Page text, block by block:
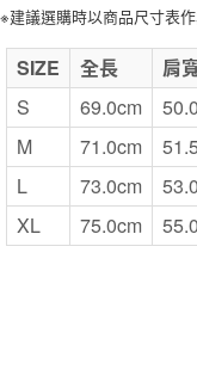
每筆NT$150，滿
無印良品門市自取
免運費
※建議選購時以商品尺寸表
SIZE 全長 肩
S
69.0cm
M
71.0cm
L
73.0cm
XL
75.0cm